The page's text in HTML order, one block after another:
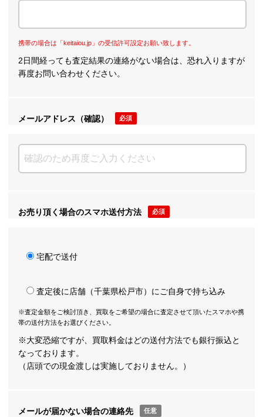
携帯の場合は「keitaiou.jp」の受信許可設定お願い致します。
2日間経っても査定結果の連絡がない場合は、恐れ入りますが
再度お問い合わせください。
メールアドレス（確認） 必須
お売り頂く場合のスマホ送付方法 必須
宅配で送付
査定後に店舗（千葉県松戸市）にご自身で持ち込み
※査定金額をご検討頂き、買取をご希望の場合に査定させて頂いたスマホや携
帯の送付方法をお選びください。
※大変恐縮ですが、買取料金はどの送付方法でも銀行振込と
なっております。
（店頭での現金渡しは実施しておりません。）
メールが届かない場合の連絡先 任意